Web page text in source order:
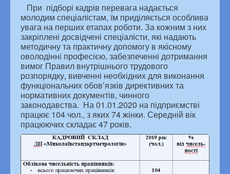
При підборі кадрів перевага надається
молодим спеціалістам, їм приділяється особлива
увага на перших етапах роботи. За кожним з них
закріплені досвідчені спеціалісти, які надають
методичну та практичну допомогу в якісному
оволодінні професією, забезпеченні дотримання
вимог Правил внутрішнього трудового
розпорядку, вивченні необхідних для виконання
функціональних обов’язків директивних та
нормативних документів, чинного
законодавства. На 01.01.2020 на підприємстві
працює 104 чол., з яких 74 жінки. Середній вік
працюючих складає 47 років.